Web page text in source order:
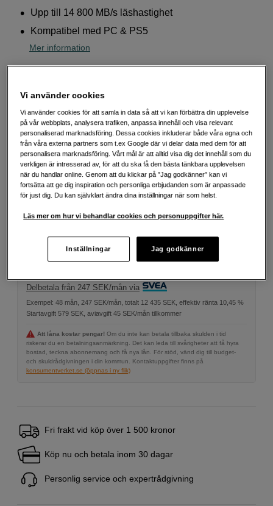
Upp till 14 800 MB/s läshastighet
Kompatibel med PC & PS5
Mer information
Välj variant
1TB 2TB 4TB
Lägg i kundvagn
Delbetala från 247 SEK/mån via
Exempel: 48 mån, 247 SEK/mån, totalt 12 435 SEK, effektiv ränta 10,45 %
Startavgift 579 SEK, aviavgift 45 SEK/mån tillkommer
Att låna kostar pengar! Om du inte kan betala tillbaka skulden i tid
riskerar du en betalningsanmärkning. Det kan leda till svårigheter att få hyra
bostad, teckna abonnemang och få nya lån. För stöd, vänd dig till budget-
och skuldrådgivningen i din kommun. Kontaktuppgifter finns på
konsumentverket.se (öppnas i ny flik)
Fri frakt vid köp över 1 500 kronor
Köp nu och betala inom 30 dagar
Personlig service och expertrådgivning
Vi använder cookies
Vi använder cookies för att samla in data så att vi kan förbättra din upplevelse
på vår webbplats, analysera trafiken, anpassa innehåll och visa relevant
personaliserad marknadsföring. Dessa cookies inkluderar både våra egna och
från våra externa partners som t.ex Google där vi delar data med dem för att
personalisera marknadsföring. Vårt mål är att alltid visa dig det innehåll som du
verkligen är intresserad av, för att du ska få den bästa tänkbara upplevelsen
när du handlar online. Genom att du klickar på ”Jag godkänner” kan vi
fortsätta att ge dig inspiration och personliga erbjudanden som är anpassade
för just dig. Du kan självklart ändra dina inställningar när som helst.
Läs mer om hur vi behandlar cookies och personuppgifter här.
Inställningar Jag godkänner